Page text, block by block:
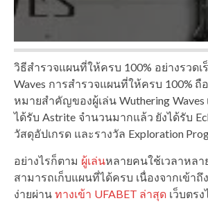
วิธีสำรวจแผนที่ให้ครบ 100% อย่างรวดเ
Waves การสำรวจแผนที่ให้ครบ 100% ถื
หมายสำคัญของผู้เล่น Wuthering Waves
ได้รับ Astrite จำนวนมากแล้ว ยังได้รับ
วัสดุอัปเกรด และรางวัล Exploration
อย่างไรก็ตาม ผู้เล่นหลายคนใช้เวลาหล
สามารถเก็บแผนที่ได้ครบ เนื่องจากเข้า
ง่ายผ่าน ทางเข้า UFABET ล่าสุด เว็บตร